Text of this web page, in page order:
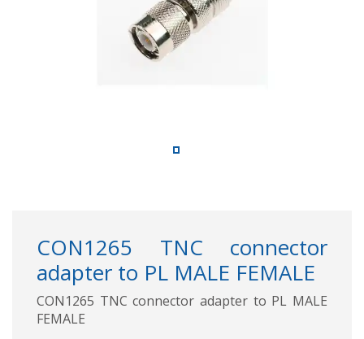
CON1265 TNC connector
adapter to PL MALE FEMALE
CON1265 TNC connector adapter to PL MALE
FEMALE